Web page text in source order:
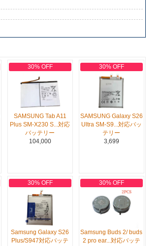
30% OFF
SAMSUNG Tab A11
Plus SM-X230 S...対応
バッテリー
104,000
30% OFF
SAMSUNG Galaxy S26
Ultra SM-S9...対応バッ
テリー
3,699
30% OFF
Samsung Galaxy S26
Plus/S947対応バッテ
30% OFF
Samsung Buds 2/ buds
2 pro ear...対応バッテ